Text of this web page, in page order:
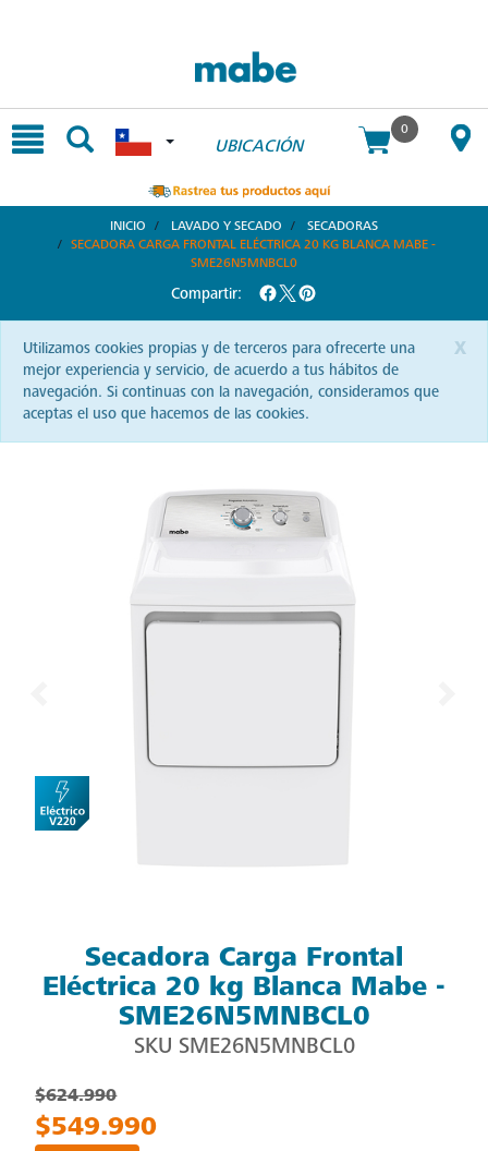
UBICACIÓN
0
INICIO LAVADO Y SECADO
SECADORAS
SECADORA CARGA FRONTAL ELÉCTRICA 20 KG BLANCA MABE -
SME26N5MNBCL0
Compartir:
x
Utilizamos cookies propias y de terceros para ofrecerte una
mejor experiencia y servicio, de acuerdo a tus hábitos de
navegación. Si continuas con la navegación, consideramos que
aceptas el uso que hacemos de las cookies.
Secadora Carga Frontal
Eléctrica 20 kg Blanca Mabe -
SME26N5MNBCL0
SKU SME26N5MNBCL0
$624.990
$549.990